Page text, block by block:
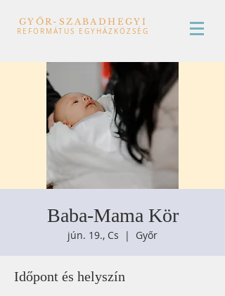
GYŐR-SZABADHEGYI
REFORMÁTUS EGYHÁZKÖZSÉG
Baba-Mama Kör
jún. 19., Cs
  |
Győr
Időpont és helyszín